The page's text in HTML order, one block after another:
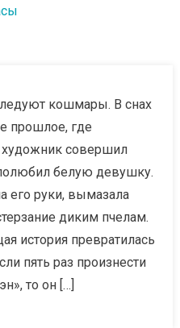
кошмары. В снах
прошлое, где
совершил
белую девушку.
его руки, вымазала
диким пчелам.
история превратилась
пять раз произнести
то он […]